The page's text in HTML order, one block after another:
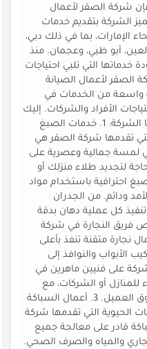
شركة الصقر لأعمال
الشركة بتقديم خدمات
الإمارات، بما في ذلك دبي،
أبو ظبي، وعجمان. منذ
التي تلبي احتياجات
الصقر لأعمال الصيانة
واسعة من الخدمات في
الأفراد والشركات. إليك
بعض من أبرز الخدمات التي تقدمها الشركة: 1. خدمات الصبغ
تقدمها شركة الصقر هي
لمسة جمالية وعصرية على
لتجديد طلاء منزلك أو
احترافية باستخدام مواد
ودائم. من الجدران
تنفيذ كل عملية دهان بدقة
تخصص فريق النجارة في شركة
متقنة تنفذ بأعلى
الأبواب والنوافذ إلى
على فنيين ماهرين في
أو الشركات، مع
تقديم تصاميم حديثة تتناسب مع ذوق العميل. 3. أعمال السباكة
الحيوية التي تقدمها شركة
قادر على معالجة جميع
والمياه والصرف الصحي.